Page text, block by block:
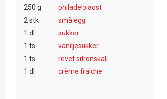
250 g
philadelpiaost
2 stk
små egg
1 dl
sukker
1 ts
vaniljesukker
1 ts
revet sitronskall
1 dl
crème fraîche